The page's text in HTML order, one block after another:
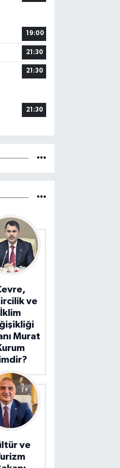
19:00
21:30
21:30
21:30
ve
İklim
Murat
ve